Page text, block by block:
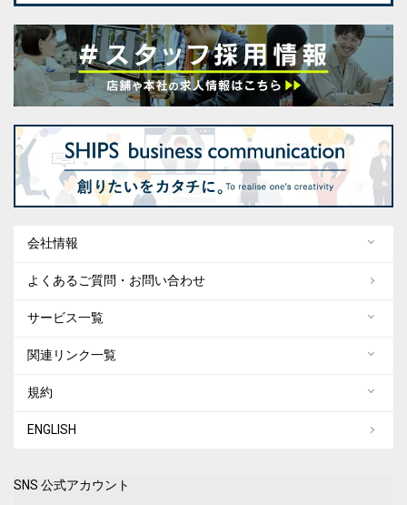
会社情報
よくあるご質問・お問い合わせ
サービス一覧
関連リンク一覧
規約
ENGLISH
SNS 公式アカウント